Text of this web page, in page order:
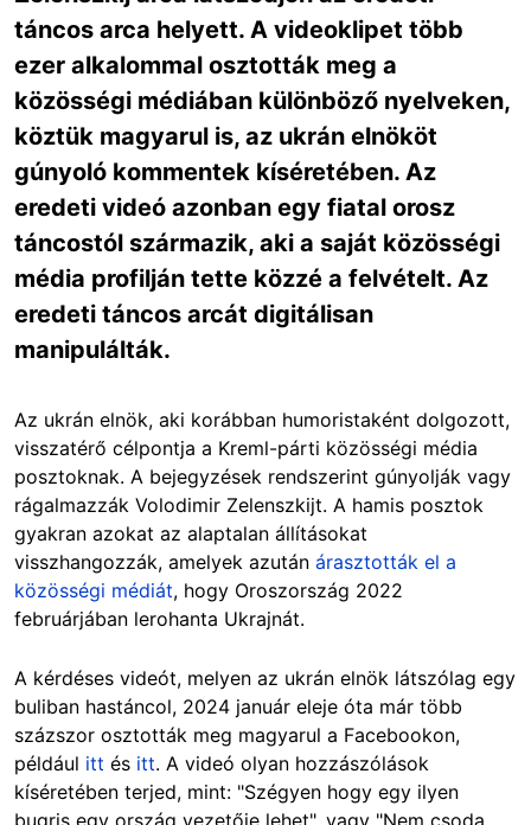
táncos arca helyett. A videoklipet több
ezer alkalommal osztották meg a
közösségi médiában különböző nyelveken,
köztük magyarul is, az ukrán elnököt
gúnyoló kommentek kíséretében. Az
eredeti videó azonban egy fiatal orosz
táncostól származik, aki a saját közösségi
média profilján tette közzé a felvételt. Az
eredeti táncos arcát digitálisan
manipulálták.
Az ukrán elnök, aki korábban humoristaként dolgozott,
visszatérő célpontja a Kreml-párti közösségi média
posztoknak. A bejegyzések rendszerint gúnyolják vagy
rágalmazzák Volodimir Zelenszkijt. A hamis posztok
gyakran azokat az alaptalan állításokat
visszhangozzák, amelyek azután árasztották el a
közösségi médiát, hogy Oroszország 2022
februárjában lerohanta Ukrajnát.
A kérdéses videót, melyen az ukrán elnök látszólag egy
buliban hastáncol, 2024 január eleje óta már több
százszor osztották meg magyarul a Facebookon,
például itt és itt. A videó olyan hozzászólások
kíséretében terjed, mint: "Szégyen hogy egy ilyen
bugris egy ország vezetője lehet", vagy "Nem csoda,